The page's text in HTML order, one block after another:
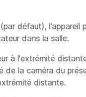
défaut), l'appareil
dans la salle.
à l'extrémité
de la caméra du
distante.